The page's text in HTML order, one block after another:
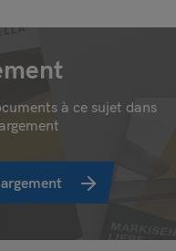
à ce sujet dans